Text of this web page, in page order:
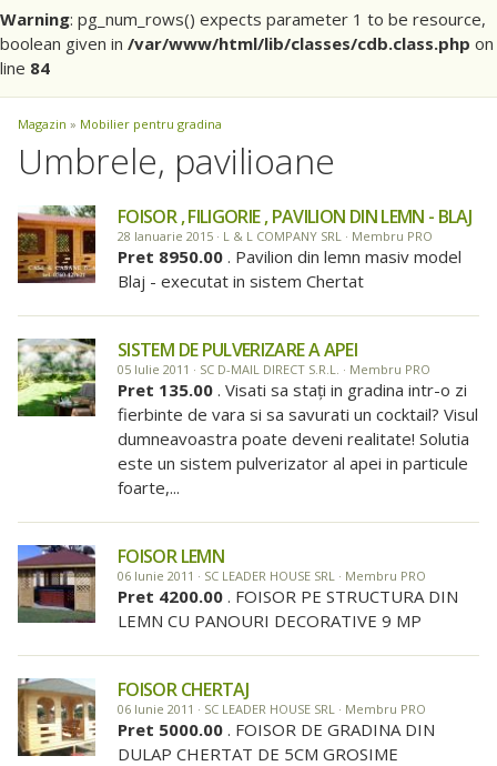
Warning: pg_num_rows() expects parameter 1 to be resource,
boolean given in /var/www/html/lib/classes/cdb.class.php on
line 84
Magazin » Mobilier pentru gradina
Umbrele, pavilioane
FOISOR , FILIGORIE , PAVILION DIN LEMN - BLAJ
28 Ianuarie 2015 · L & L COMPANY SRL · Membru PRO
Pret 8950.00 . Pavilion din lemn masiv model
Blaj - executat in sistem Chertat
SISTEM DE PULVERIZARE A APEI
05 Iulie 2011 · SC D-MAIL DIRECT S.R.L. · Membru PRO
Pret 135.00 . Visati sa staţi in gradina intr-o zi
fierbinte de vara si sa savurati un cocktail? Visul
dumneavoastra poate deveni realitate! Solutia
este un sistem pulverizator al apei in particule
foarte,...
FOISOR LEMN
06 Iunie 2011 · SC LEADER HOUSE SRL · Membru PRO
Pret 4200.00 . FOISOR PE STRUCTURA DIN
LEMN CU PANOURI DECORATIVE 9 MP
FOISOR CHERTAJ
06 Iunie 2011 · SC LEADER HOUSE SRL · Membru PRO
Pret 5000.00 . FOISOR DE GRADINA DIN
DULAP CHERTAT DE 5CM GROSIME